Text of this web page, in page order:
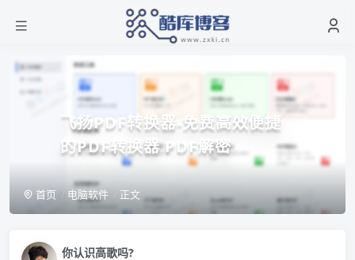
飞扬PDF转换器-免费高效便捷
的PDF转换器 PDF解密
首页 电脑软件 正文
你认识高歌吗?